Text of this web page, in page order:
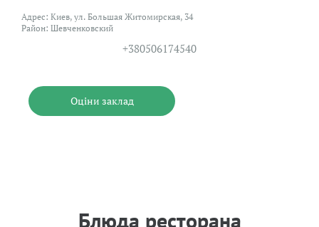
Адрес: Киев, ул. Большая Житомирская, 34
Район: Шевченковский
+380506174540
Оцiни заклад
Блюда ресторана